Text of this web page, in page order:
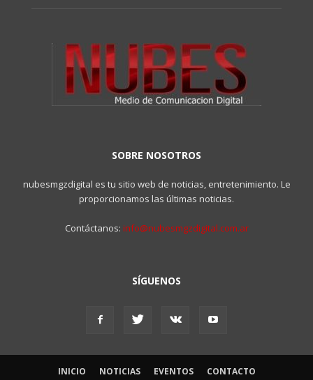
SOBRE NOSOTROS
nubesmgzdigital es tu sitio web de noticias, entretenimiento. Le
proporcionamos las últimas noticias.
Contáctanos: info@nubesmgzdigital.com.ar
SÍGUENOS
INICIO NOTICIAS EVENTOS CONTACTO